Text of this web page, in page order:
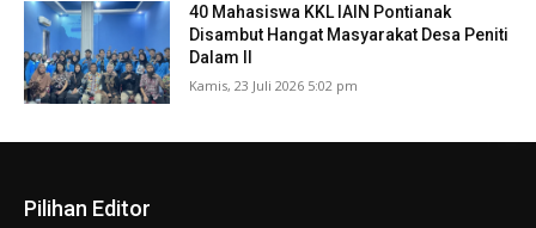
40 Mahasiswa KKL IAIN Pontianak
Disambut Hangat Masyarakat Desa Peniti
Dalam II
Kamis, 23 Juli 2026 5:02 pm
Pilihan Editor